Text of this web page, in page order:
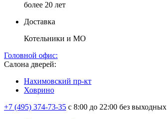
более 20 лет
Доставка
Котельники и МО
Головной офис:
Салона дверей:
Нахимовский пр-кт
Ховрино
+7 (495) 374-73-35 с 8:00 до 22:00 без выходных